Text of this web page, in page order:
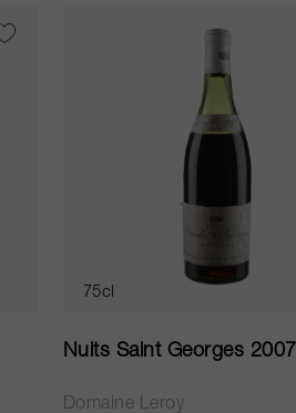
75cl
Nuits Saint Georges 2007
Domaine Leroy